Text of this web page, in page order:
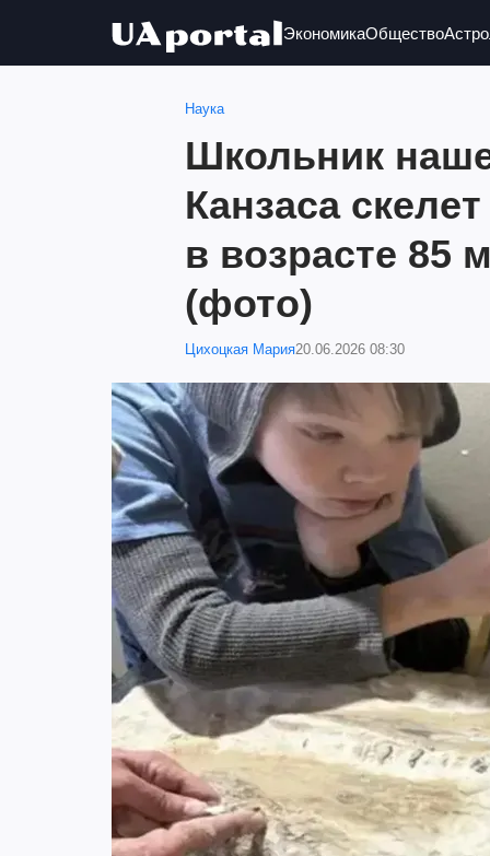
ЭкономикаОбщество
Наука
Школьник
Канзаса
в возрасте 85
(фото)
Цихоцкая Мария20.06.2026 08:30